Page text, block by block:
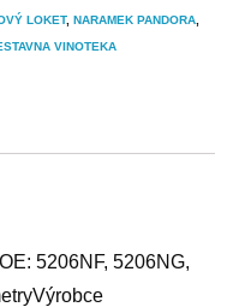
LOKET, NARAMEK PANDORA
VINOTEKA
5206NF, 5206NG,